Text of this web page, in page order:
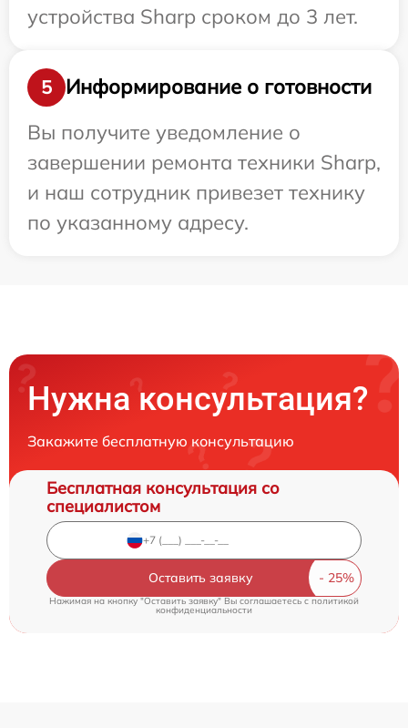
устройства Sharp сроком до 3 лет.
5
Информирование о готовности
Вы получите уведомление о
завершении ремонта техники Sharp,
и наш сотрудник привезет технику
по указанному адресу.
Нужна консультация?
Закажите бесплатную консультацию
Бесплатная консультация со
специалистом
Оставить заявку
Нажимая на кнопку "Оставить заявку" Вы соглашаетесь cполитикой
конфиденциальности